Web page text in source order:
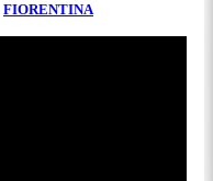
FIORENTINA